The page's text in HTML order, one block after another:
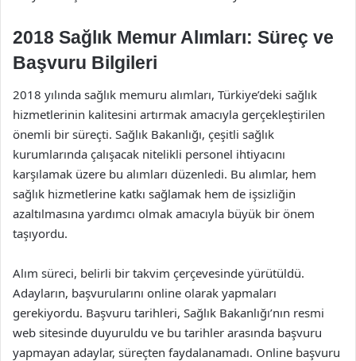
2018 Sağlık Memur Alımları: Süreç ve
Başvuru Bilgileri
2018 yılında sağlık memuru alımları, Türkiye’deki sağlık
hizmetlerinin kalitesini artırmak amacıyla gerçekleştirilen
önemli bir süreçti. Sağlık Bakanlığı, çeşitli sağlık
kurumlarında çalışacak nitelikli personel ihtiyacını
karşılamak üzere bu alımları düzenledi. Bu alımlar, hem
sağlık hizmetlerine katkı sağlamak hem de işsizliğin
azaltılmasına yardımcı olmak amacıyla büyük bir önem
taşıyordu.
Alım süreci, belirli bir takvim çerçevesinde yürütüldü.
Adayların, başvurularını online olarak yapmaları
gerekiyordu. Başvuru tarihleri, Sağlık Bakanlığı’nın resmi
web sitesinde duyuruldu ve bu tarihler arasında başvuru
yapmayan adaylar, süreçten faydalanamadı. Online başvuru